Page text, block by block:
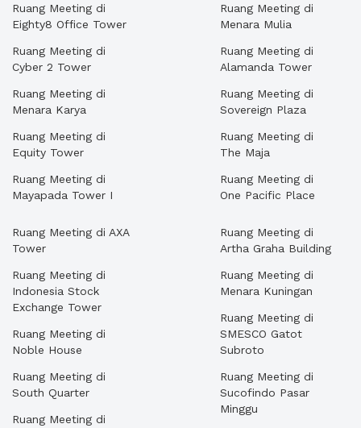
Ruang Meeting di
Eighty8 Office Tower
Ruang Meeting di
Cyber 2 Tower
Ruang Meeting di
Menara Karya
Ruang Meeting di
Equity Tower
Ruang Meeting di
Mayapada Tower I
Ruang Meeting di
Menara Mulia
Ruang Meeting di
Alamanda Tower
Ruang Meeting di
Sovereign Plaza
Ruang Meeting di
The Maja
Ruang Meeting di
One Pacific Place
Ruang Meeting di AXA
Tower
Ruang Meeting di
Indonesia Stock
Exchange Tower
Ruang Meeting di
Noble House
Ruang Meeting di
South Quarter
Ruang Meeting di
Ruang Meeting di
Artha Graha Building
Ruang Meeting di
Menara Kuningan
Ruang Meeting di
SMESCO Gatot
Subroto
Ruang Meeting di
Sucofindo Pasar
Minggu